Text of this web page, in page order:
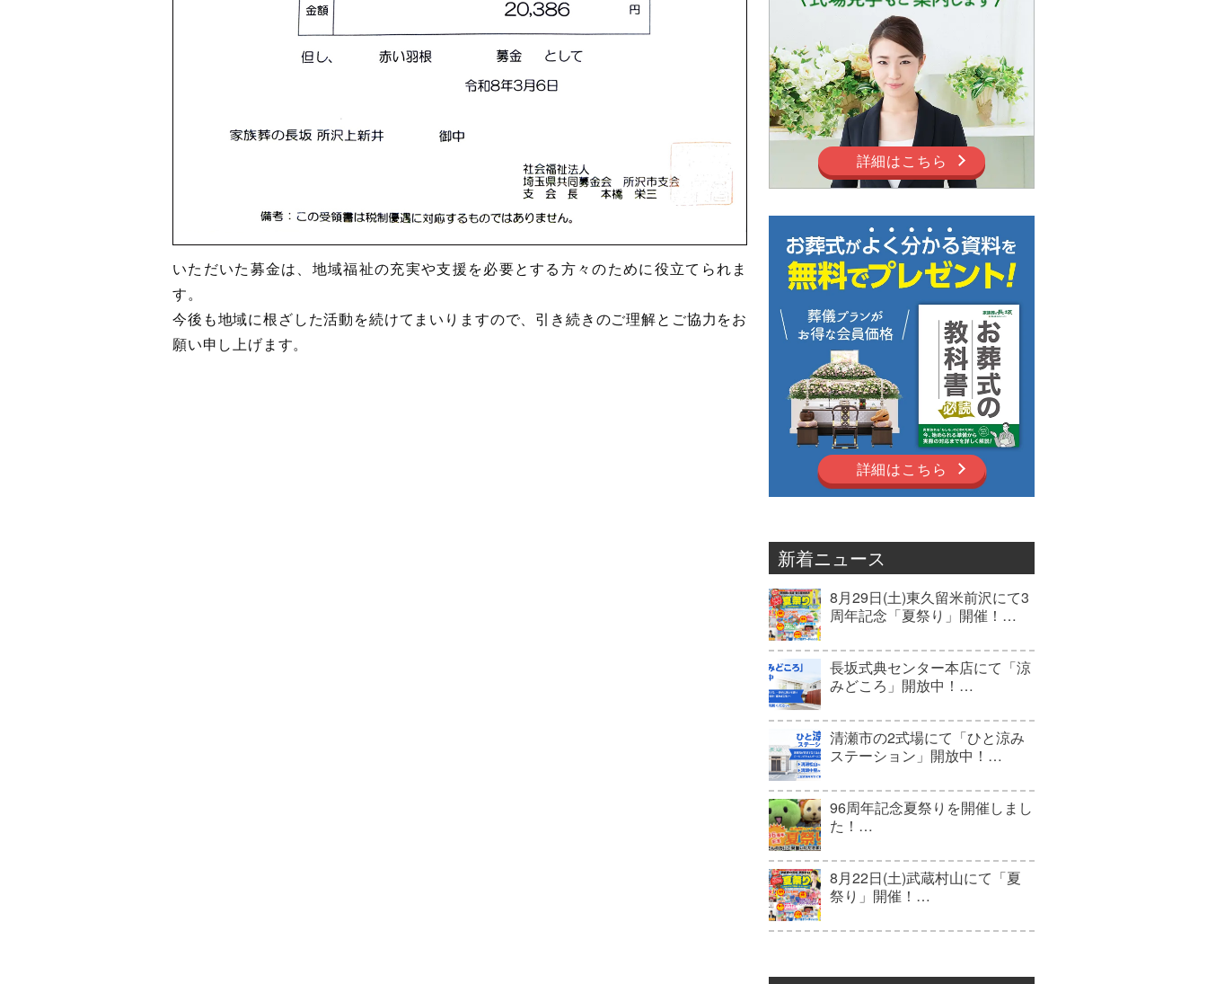
いただいた募金は、地域福祉の充実や支援を必要とする方々のために役立てられま
す。
今後も地域に根ざした活動を続けてまいりますので、引き続きのご理解とご協力をお
願い申し上げます。
詳細はこちら
詳細はこちら
新着ニュース
8月29日(土)東久留米前沢にて3
周年記念「夏祭り」開催！…
長坂式典センター本店にて「涼
みどころ」開放中！…
清瀬市の2式場にて「ひと涼み
ステーション」開放中！…
96周年記念夏祭りを開催しまし
た！…
8月22日(土)武蔵村山にて「夏
祭り」開催！…